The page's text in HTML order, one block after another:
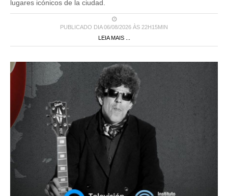
PUBLICADO DIA 06/08/2026 ÀS 22H15MIN
LEIA MAIS ...